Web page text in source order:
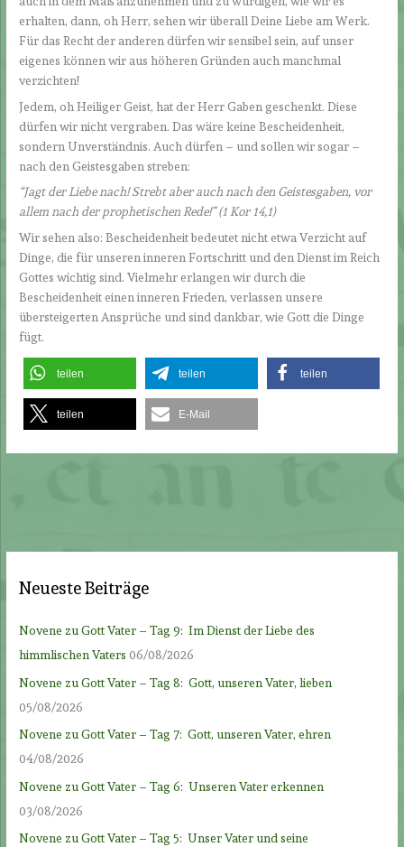
erhalten, dann, oh Herr, sehen wir überall Deine Liebe am Werk.
Für das Recht der anderen dürfen wir sensibel sein, auf unser
eigenes können wir aus höheren Gründen auch manchmal
verzichten!
Jedem, oh Heiliger Geist, hat der Herr Gaben geschenkt. Diese
dürfen wir nicht vergraben. Das wäre keine Bescheidenheit,
sondern Unverständnis. Auch dürfen – und sollen wir sogar –
nach den Geistesgaben streben:
“Jagt der Liebe nach! Strebt aber auch nach den Geistesgaben, vor
allem nach der prophetischen Rede!” (1 Kor 14,1)
Wir sehen also: Bescheidenheit bedeutet nicht etwa Verzicht auf
Dinge, die für unseren inneren Fortschritt und den Dienst im Reich
Gottes wichtig sind. Vielmehr erlangen wir durch die
Bescheidenheit einen inneren Frieden, verlassen unsere
übersteigerten Ansprüche und sind dankbar, wie Gott die Dinge
fügt.
teilen teilen teilen
teilen E-Mail
Neueste Beiträge
Novene zu Gott Vater – Tag 9: Im Dienst der Liebe des
himmlischen Vaters 06/08/2026
Novene zu Gott Vater – Tag 8: Gott, unseren Vater, lieben
05/08/2026
Novene zu Gott Vater – Tag 7: Gott, unseren Vater, ehren
04/08/2026
Novene zu Gott Vater – Tag 6: Unseren Vater erkennen
03/08/2026
Novene zu Gott Vater – Tag 5: Unser Vater und seine